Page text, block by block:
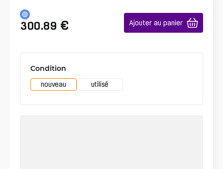
300.89 € Ajouter au panier
Condition
nouveau utilisé